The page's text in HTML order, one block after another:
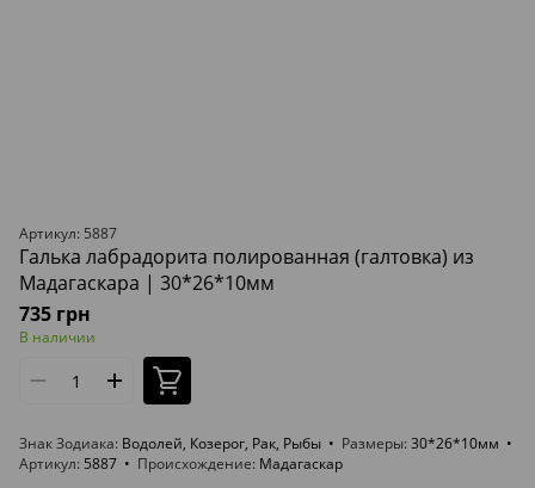
Артикул: 5887
Галька лабрадорита полированная (галтовка) из
Мадагаскара | 30*26*10мм
735 грн
В наличии
Знак Зодиака Водолей, Козерог, Рак, Рыбы Размеры 30*26*10мм
Артикул 5887 Происхождение Мадагаскар